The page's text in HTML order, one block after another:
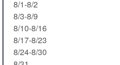
8/1-8/2
8/3-8/9
8/10-8/16
8/17-8/23
8/24-8/30